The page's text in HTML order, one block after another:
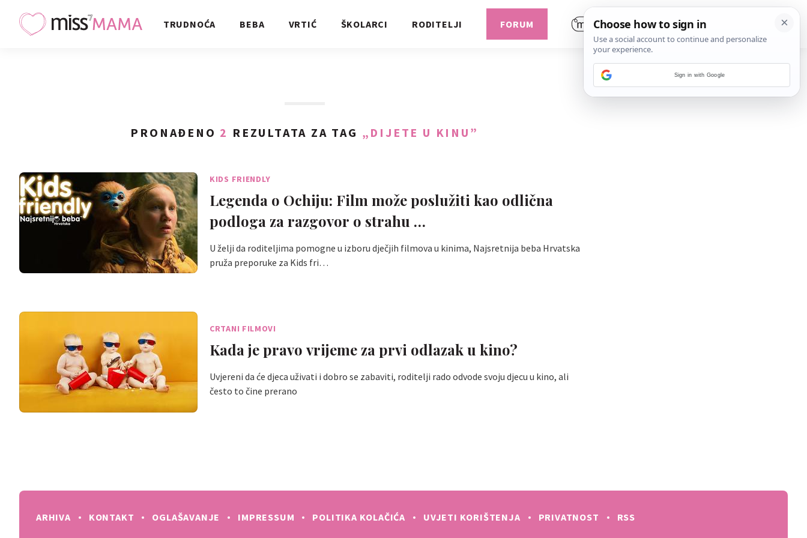
TRUDNOĆA BEBA VRTIĆ ŠKOLARCI RODITELJI FORUM
PRONAĐENO 2 REZULTATA ZA TAG „DIJETE U KINU”
KIDS FRIENDLY
Legenda o Ochiju: Film može poslužiti kao odlična
podloga za razgovor o strahu …
U želji da roditeljima pomogne u izboru dječjih filmova u kinima, Najsretnija beba Hrvatska
pruža preporuke za Kids fri…
CRTANI FILMOVI
Kada je pravo vrijeme za prvi odlazak u kino?
Uvjereni da će djeca uživati ​​i dobro se zabaviti, roditelji rado odvode svoju djecu u kino, ali
često to čine prerano
ARHIVA KONTAKT OGLAŠAVANJE IMPRESSUM POLITIKA KOLAČIĆA UVJETI KORIŠTENJA PRIVATNOST RSS
Sign in with Google